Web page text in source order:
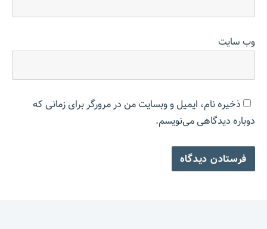
وب‌ سایت
ذخیره نام، ایمیل و وبسایت من در مرورگر برای زمانی که
دوباره دیدگاهی می‌نویسم.